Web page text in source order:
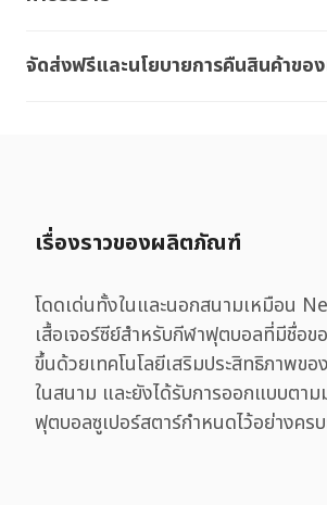
จัดส่งฟรีและนโยบายการคืนสินค้าของ
เรื่องราวของผลิตภัณฑ์
โดดเด่นทั้งในและนอกสนามเหมือน
เสื้อเจอร์ซีย์สำหรับกีฬาฟุตบอลที่มีชื่อข
ขึ้นด้วยเทคโนโลยีเสริมประสิทธิภาพข
ในสนาม และยังได้รับการออกแบบตา
ฟุตบอลซูเปอร์สตาร์กำหนดไว้อย่างคร